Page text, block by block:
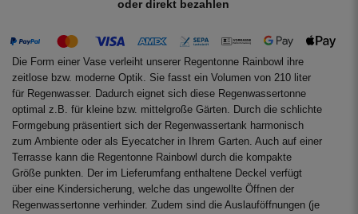
oder direkt bezahlen
Die Form einer Vase verleiht unserer Regentonne Rainbowl ihre
zeitlose bzw. moderne Optik. Sie fasst ein Volumen von 210 liter
für Regenwasser. Dadurch eignet sich diese Regenwassertonne
optimal z.B. für kleine bzw. mittelgroße Gärten. Durch die schlichte
Formgebung präsentiert sich der Regenwassertank harmonisch
zum Ambiente oder als Eyecatcher in Ihrem Garten. Auch auf einer
Terrasse kann die Regentonne Rainbowl durch die kompakte
Größe punkten. Der im Lieferumfang enthaltene Deckel verfügt
über eine Kindersicherung, welche das ungewollte Öffnen der
Regenwassertonne verhinder. Zudem sind die Auslauföffnungen (je